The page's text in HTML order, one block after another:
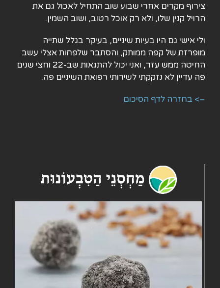
צירוף מקרים אחרי שבוע שוב התחיל לאכול גם את
הרויל קנין שלו, ולא רק אוכל רטוב, ושוב השמין.
ולי אישי גם היו בעיות שיניים, בעיקר בגלל שתייה
מופרזת של קפה ממותק, והסתבר שלפחות אצלי עשב
החיטה ממש עזר, ואני יכול להתגאות שב-22 וחצי שנים
פה עדיין לא נזקקתי לשירותי רפואת השיניים פה.
–> בחזרה לדף הסיכום